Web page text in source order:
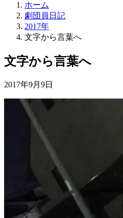
ホーム
劇団員日記
2017年
文字から言葉へ
文字から言葉へ
2017年9月9日